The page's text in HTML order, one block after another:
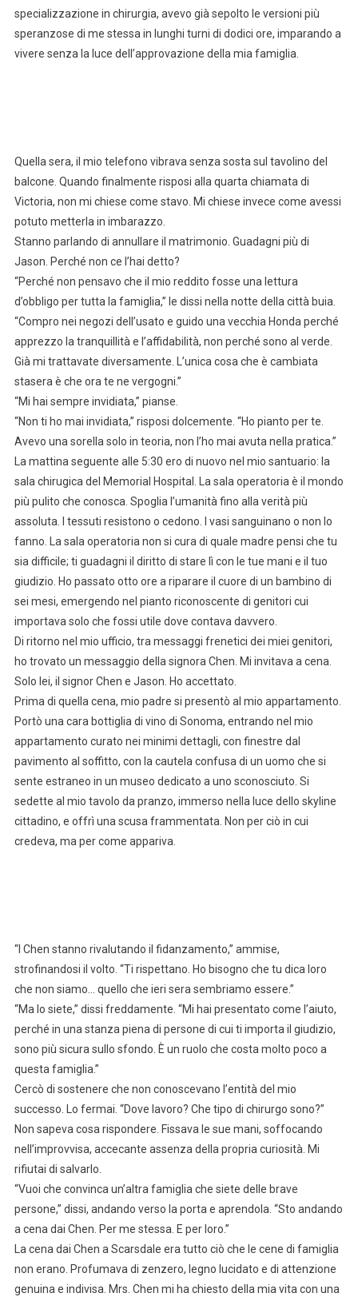
specializzazione in chirurgia, avevo già sepolto le versioni più
speranzose di me stessa in lunghi turni di dodici ore, imparando a
vivere senza la luce dell’approvazione della mia famiglia.
Quella sera, il mio telefono vibrava senza sosta sul tavolino del
balcone. Quando finalmente risposi alla quarta chiamata di
Victoria, non mi chiese come stavo. Mi chiese invece come avessi
potuto metterla in imbarazzo.
Stanno parlando di annullare il matrimonio. Guadagni più di
Jason. Perché non ce l’hai detto?
“Perché non pensavo che il mio reddito fosse una lettura
d’obbligo per tutta la famiglia,” le dissi nella notte della città buia.
“Compro nei negozi dell’usato e guido una vecchia Honda perché
apprezzo la tranquillità e l’affidabilità, non perché sono al verde.
Già mi trattavate diversamente. L’unica cosa che è cambiata
stasera è che ora te ne vergogni.”
“Mi hai sempre invidiata,” pianse.
“Non ti ho mai invidiata,” risposi dolcemente. “Ho pianto per te.
Avevo una sorella solo in teoria, non l’ho mai avuta nella pratica.”
La mattina seguente alle 5:30 ero di nuovo nel mio santuario: la
sala chirugica del Memorial Hospital. La sala operatoria è il mondo
più pulito che conosca. Spoglia l’umanità fino alla verità più
assoluta. I tessuti resistono o cedono. I vasi sanguinano o non lo
fanno. La sala operatoria non si cura di quale madre pensi che tu
sia difficile; ti guadagni il diritto di stare lì con le tue mani e il tuo
giudizio. Ho passato otto ore a riparare il cuore di un bambino di
sei mesi, emergendo nel pianto riconoscente di genitori cui
importava solo che fossi utile dove contava davvero.
Di ritorno nel mio ufficio, tra messaggi frenetici dei miei genitori,
ho trovato un messaggio della signora Chen. Mi invitava a cena.
Solo lei, il signor Chen e Jason. Ho accettato.
Prima di quella cena, mio padre si presentò al mio appartamento.
Portò una cara bottiglia di vino di Sonoma, entrando nel mio
appartamento curato nei minimi dettagli, con finestre dal
pavimento al soffitto, con la cautela confusa di un uomo che si
sente estraneo in un museo dedicato a uno sconosciuto. Si
sedette al mio tavolo da pranzo, immerso nella luce dello skyline
cittadino, e offrì una scusa frammentata. Non per ciò in cui
credeva, ma per come appariva.
“I Chen stanno rivalutando il fidanzamento,” ammise,
strofinandosi il volto. “Ti rispettano. Ho bisogno che tu dica loro
che non siamo… quello che ieri sera sembriamo essere.”
“Ma lo siete,” dissi freddamente. “Mi hai presentato come l’aiuto,
perché in una stanza piena di persone di cui ti importa il giudizio,
sono più sicura sullo sfondo. È un ruolo che costa molto poco a
questa famiglia.”
Cercò di sostenere che non conoscevano l’entità del mio
successo. Lo fermai. “Dove lavoro? Che tipo di chirurgo sono?”
Non sapeva cosa rispondere. Fissava le sue mani, soffocando
nell’improvvisa, accecante assenza della propria curiosità. Mi
rifiutai di salvarlo.
“Vuoi che convinca un’altra famiglia che siete delle brave
persone,” dissi, andando verso la porta e aprendola. “Sto andando
a cena dai Chen. Per me stessa. E per loro.”
La cena dai Chen a Scarsdale era tutto ciò che le cene di famiglia
non erano. Profumava di zenzero, legno lucidato e di attenzione
genuina e indivisa. Mrs. Chen mi ha chiesto della mia vita con una